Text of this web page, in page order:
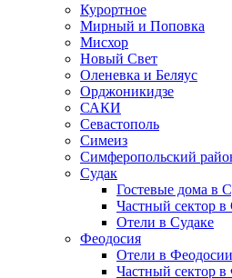
Курортное
Мирный и Поповка
Мисхор
Новый Свет
Оленевка и Беляус
Орджоникидзе
САКИ
Севастополь
Симеиз
Симферопольский
Судак
Гостевые дома в
Частный сектор в
Отели в Судаке
Феодосия
Отели в Феодосии
Частный сектор